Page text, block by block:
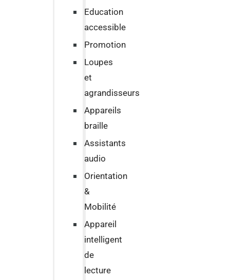
Education
accessible
Promotion
Loupes
et
agrandisseurs
Appareils
braille
Assistants
audio
Orientation
&
Mobilité
Appareil
intelligent
de
lecture